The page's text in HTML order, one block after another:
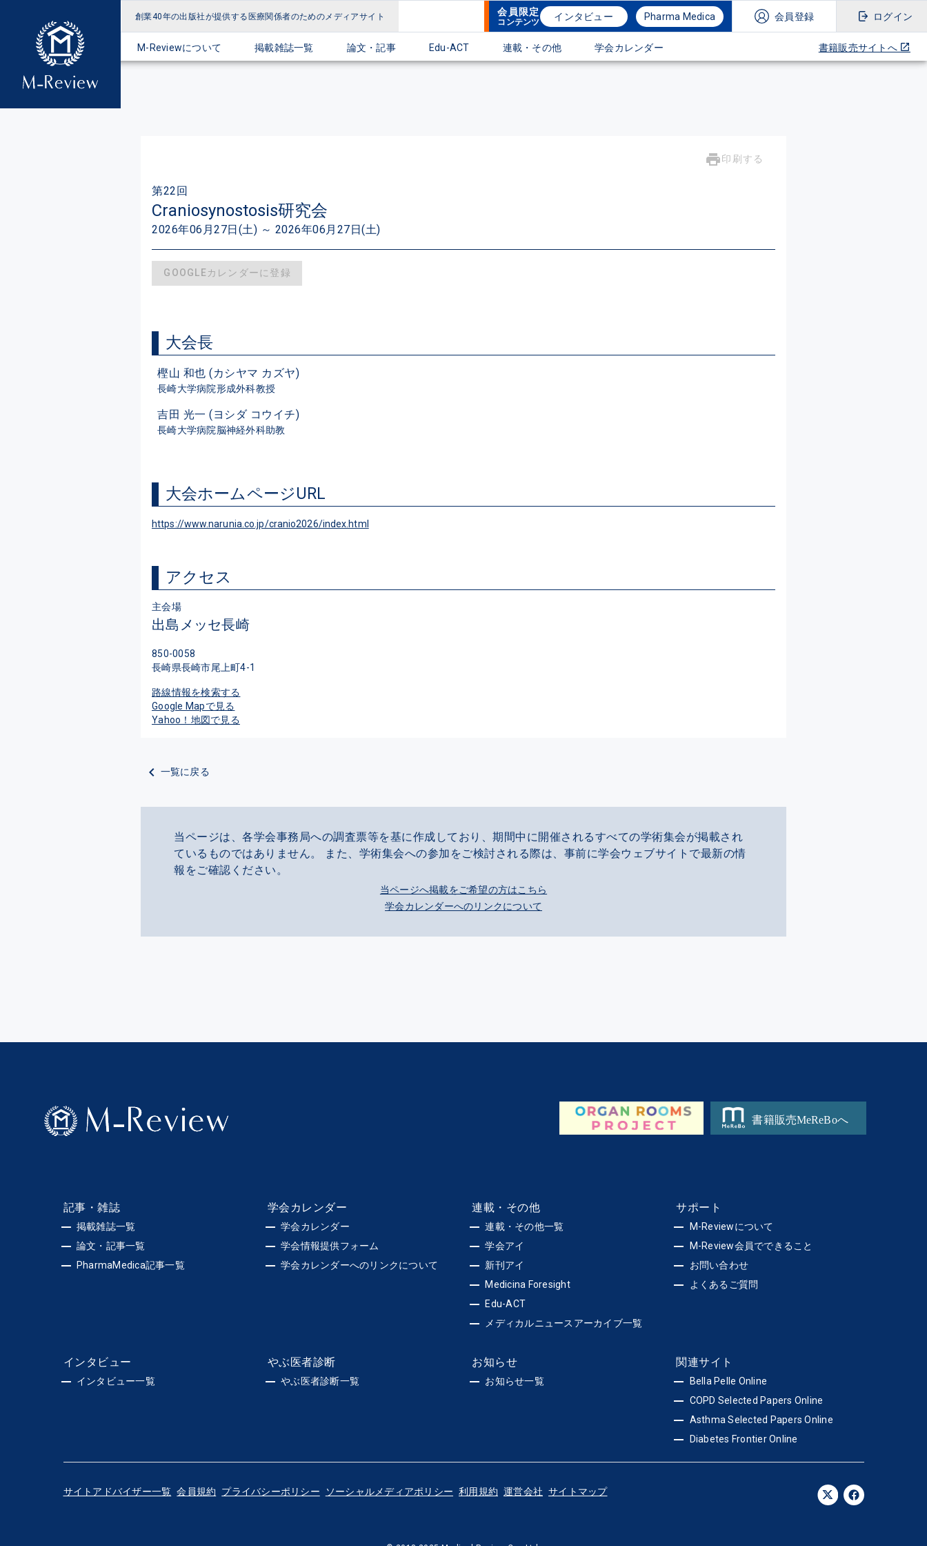
創業40年の出版社が提供する医療関係者のためのメディアサイト 会員限定
コンテンツ インタビュー Pharma Medica 会員登録 ログイン
M-Reviewについて 掲載雑誌一覧 論文・記事 Edu-ACT 連載・その他 学会カレンダー 書籍販売サイトへ
印刷する
第22回
Craniosynostosis研究会
2026年06月27日(土) ～ 2026年06月27日(土)
GOOGLEカレンダーに登録
大会長
樫山 和也 (カシヤマ カズヤ)
長崎大学病院形成外科教授
吉田 光一 (ヨシダ コウイチ)
長崎大学病院脳神経外科助教
大会ホームページURL
https://www.narunia.co.jp/cranio2026/index.html
アクセス
主会場
出島メッセ長崎
850-0058
長崎県長崎市尾上町4-1
路線情報を検索する
Google Mapで見る
Yahoo！地図で見る
一覧に戻る
当ページは、各学会事務局への調査票等を基に作成しており、期間中に開催されるすべての学術集会が掲載され
ているものではありません。 また、学術集会への参加をご検討される際は、事前に学会ウェブサイトで最新の情
報をご確認ください。
当ページへ掲載をご希望の方はこちら
学会カレンダーへのリンクについて
記事・雑誌
掲載雑誌一覧
論文・記事一覧
PharmaMedica記事一覧
学会カレンダー
学会カレンダー
学会情報提供フォーム
学会カレンダーへのリンクについて
連載・その他
連載・その他一覧
学会アイ
新刊アイ
Medicina Foresight
Edu-ACT
メディカルニュースアーカイブ一覧
サポート
M-Reviewについて
M-Review会員でできること
お問い合わせ
よくあるご質問
インタビュー
インタビュー一覧
やぶ医者診断
やぶ医者診断一覧
お知らせ
お知らせ一覧
関連サイト
Bella Pelle Online
COPD Selected Papers Online
Asthma Selected Papers Online
Diabetes Frontier Online
サイトアドバイザー一覧 会員規約 プライバシーポリシー ソーシャルメディアポリシー 利用規約 運営会社 サイトマップ